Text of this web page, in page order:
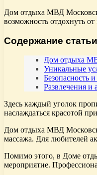
Дом отдыха МВД
возможность отдохнуть
Содержание
Дом отдыха
Уникальные
Безопасность
Развлечения и
Здесь каждый уголок
наслаждаться красотой
Дом отдыха МВД
массажа. Для любителей
Помимо этого, в Доме
мероприятие.